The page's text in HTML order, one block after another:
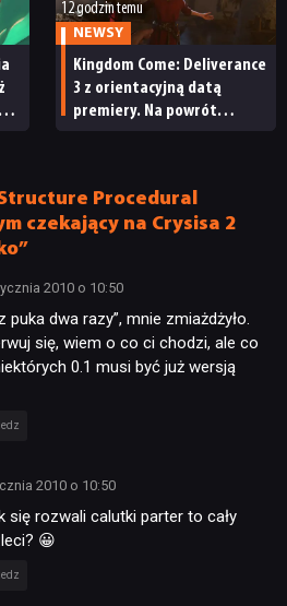
12 godzin temu
NEWSY
Kingdom Come: Deliverance
3 z orientacyjną datą
premiery. Na powrót
Procedural
czekający na Crysisa 2
2010 o 10:50
puka dwa razy”, mnie zmiażdżyło.
się, wiem o co ci chodzi, ale co
0.1 musi być już wersją
2010 o 10:50
się rozwali calutki parter to cały
😀